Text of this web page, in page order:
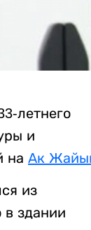
летнего
и
на Ак
из
здании